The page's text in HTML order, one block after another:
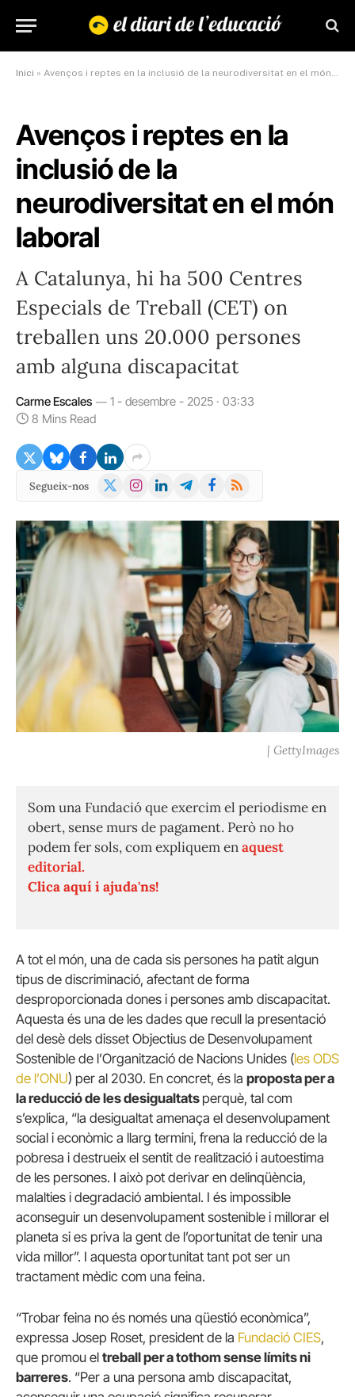
Inici » Avenços i reptes en la inclusió de la neurodiversitat en el món laboral
Avenços i reptes en la
inclusió de la
neurodiversitat en el món
laboral
A Catalunya, hi ha 500 Centres
Especials de Treball (CET) on
treballen uns 20.000 persones
amb alguna discapacitat
Carme Escales
1 - desembre - 2025 · 03:33
8 Mins Read
Segueix-nos
X
Instagram
LinkedInTelegramFacebook
RSS
| GettyImages
Som una Fundació que exercim el periodisme en
obert, sense murs de pagament. Però no ho
podem fer sols, com expliquem enaquest
editorial.
Clica aquí i ajuda'ns!
A tot el món, una de cada sis persones ha patit algun
tipus de discriminació, afectant de forma
desproporcionada dones i persones amb discapacitat.
Aquesta és una de les dades que recull la presentació
del desè dels disset Objectius de Desenvolupament
Sostenible de l’Organització de Nacions Unides (les ODS
de l’ONU) per al 2030. En concret, és la proposta per a
la reducció de les desigualtats perquè, tal com
s’explica, “la desigualtat amenaça el desenvolupament
social i econòmic a llarg termini, frena la reducció de la
pobresa i destrueix el sentit de realització i autoestima
de les persones. I això pot derivar en delinqüència,
malalties i degradació ambiental. I és impossible
aconseguir un desenvolupament sostenible i millorar el
planeta si es priva la gent de l’oportunitat de tenir una
vida millor”. I aquesta oportunitat tant pot ser un
tractament mèdic com una feina.
“Trobar feina no és només una qüestió econòmica”,
expressa Josep Roset, president de la Fundació CIES,
que promou el treball per a tothom sense límits ni
barreres. “Per a una persona amb discapacitat,